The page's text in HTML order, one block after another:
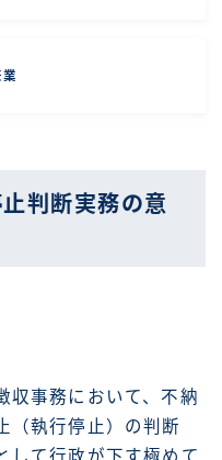
判断実務の意
事務において、不納
（執行停止）の判断
して行政が下す極めて